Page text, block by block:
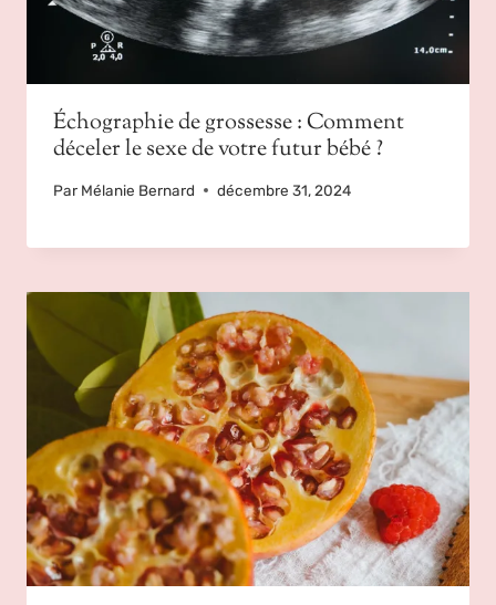
Échographie de grossesse : Comment
déceler le sexe de votre futur bébé ?
Par Mélanie Bernard décembre 31, 2024